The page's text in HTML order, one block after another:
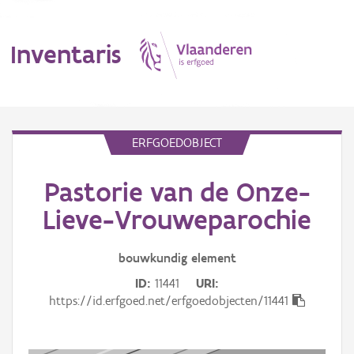
Inventaris
Erfgoedobject
Aanduidingsobject
ERFGOEDOBJECT
Pastorie van de Onze-
Lieve-Vrouweparochie
bouwkundig element
ID 11441
URI
https://id.erfgoed.net/erfgoedobjecten/11441